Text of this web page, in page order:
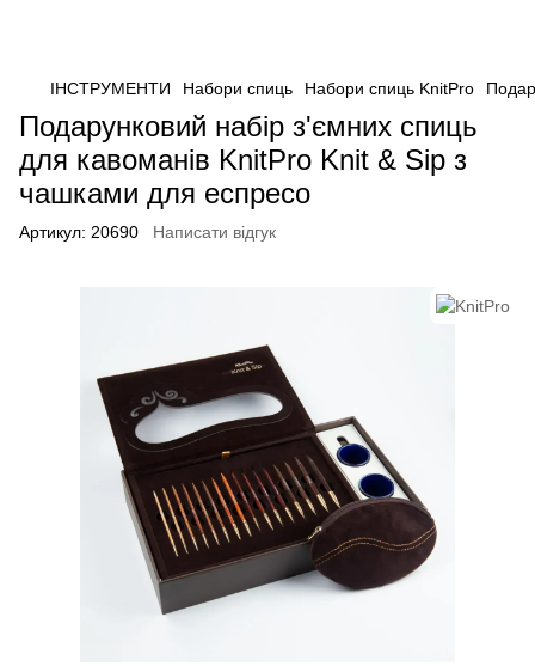
ІНСТРУМЕНТИ Набори спиць Набори спиць KnitPro
Подарунковий набір з'ємних спиць
для кавоманів KnitPro Knit & Sip з
чашками для еспресо
Артикул: 20690 Написати відгук